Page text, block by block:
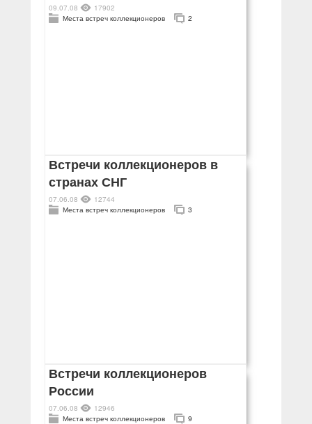
09.07.08
17902
Места встреч коллекционеров
2
Встречи коллекционеров в
странах СНГ
07.06.08
12744
Места встреч коллекционеров
3
Встречи коллекционеров
России
07.06.08
12946
Места встреч коллекционеров
9